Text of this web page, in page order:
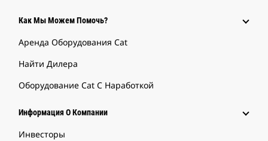
Как Мы Можем Помочь?
Аренда Оборудования Cat
Найти Дилера
Оборудование Cat С Наработкой
Информация О Компании
Инвесторы